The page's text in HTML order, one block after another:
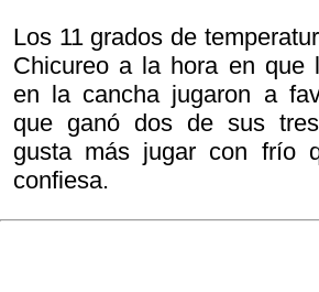
Los 11 grados de
Chicureo a la hora en que
en la cancha jugaron a
que ganó dos de sus
gusta más jugar con frío
confiesa.